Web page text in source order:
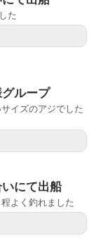
た
ループ
イズのアジでした
にて出船
よく釣れました